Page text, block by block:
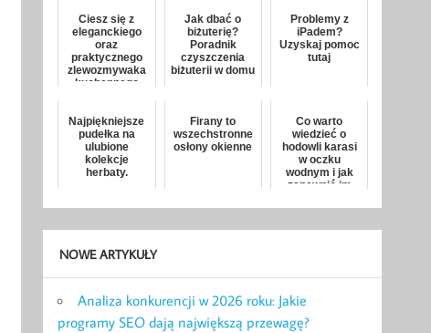
Ciesz się z
eleganckiego
oraz
praktycznego
zlewozmywaka
kuchennego
Jak dbać o
biżuterię?
Poradnik
czyszczenia
biżuterii w domu
Problemy z
iPadem?
Uzyskaj pomoc
tutaj
Najpiękniejsze
pudełka na
ulubione
kolekcje
herbaty.
Firany to
wszechstronne
osłony okienne
Co warto
wiedzieć o
hodowli karasi
w oczku
wodnym i jak
zapewnić im
warunki?
NOWE ARTYKUŁY
Analiza konkurencji w 2026 roku: Jakie
programy SEO dają największą przewagę?